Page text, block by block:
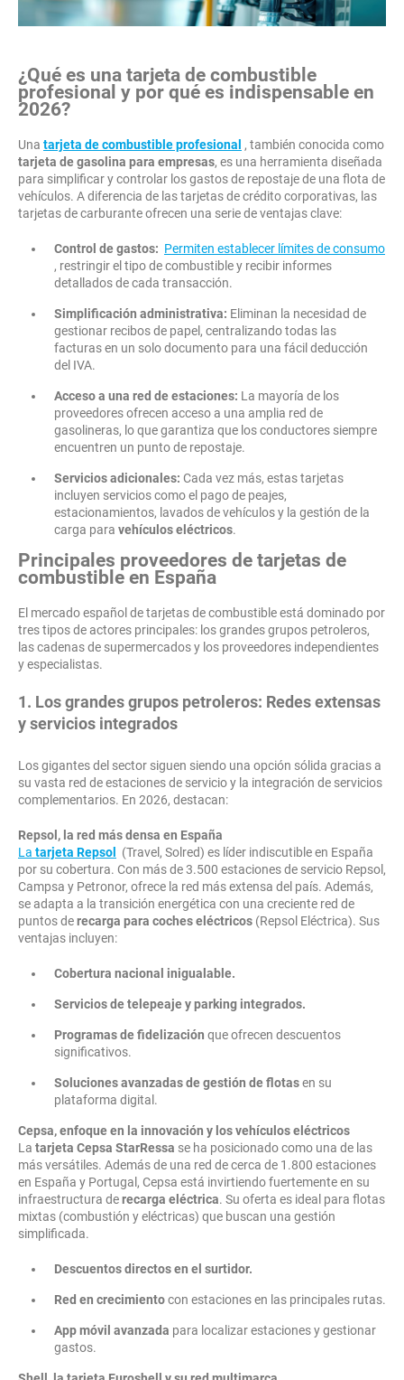
¿Qué es una tarjeta de combustible
profesional y por qué es indispensable en
2026?
Una tarjeta de combustible profesional , también conocida como
tarjeta de gasolina para empresas, es una herramienta diseñada
para simplificar y controlar los gastos de repostaje de una flota de
vehículos. A diferencia de las tarjetas de crédito corporativas, las
tarjetas de carburante ofrecen una serie de ventajas clave:
Control de gastos: Permiten establecer límites de consumo
, restringir el tipo de combustible y recibir informes
detallados de cada transacción.
Simplificación administrativa: Eliminan la necesidad de
gestionar recibos de papel, centralizando todas las
facturas en un solo documento para una fácil deducción
del IVA.
Acceso a una red de estaciones: La mayoría de los
proveedores ofrecen acceso a una amplia red de
gasolineras, lo que garantiza que los conductores siempre
encuentren un punto de repostaje.
Servicios adicionales: Cada vez más, estas tarjetas
incluyen servicios como el pago de peajes,
estacionamientos, lavados de vehículos y la gestión de la
carga para vehículos eléctricos.
Principales proveedores de tarjetas de
combustible en España
El mercado español de tarjetas de combustible está dominado por
tres tipos de actores principales: los grandes grupos petroleros,
las cadenas de supermercados y los proveedores independientes
y especialistas.
1. Los grandes grupos petroleros: Redes extensas
y servicios integrados
Los gigantes del sector siguen siendo una opción sólida gracias a
su vasta red de estaciones de servicio y la integración de servicios
complementarios. En 2026, destacan:
Repsol, la red más densa en España
La tarjeta Repsol
(Travel, Solred) es líder indiscutible en España
por su cobertura. Con más de 3.500 estaciones de servicio Repsol,
Campsa y Petronor, ofrece la red más extensa del país. Además,
se adapta a la transición energética con una creciente red de
puntos derecarga para coches eléctricos (Repsol Eléctrica). Sus
ventajas incluyen:
Cobertura nacional inigualable.
Servicios de telepeaje y parking integrados.
Programas de fidelización que ofrecen descuentos
significativos.
Soluciones avanzadas de gestión de flotasen su
plataforma digital.
Cepsa, enfoque en la innovación y los vehículos eléctricos
La tarjeta Cepsa StarRessa se ha posicionado como una de las
más versátiles. Además de una red de cerca de 1.800 estaciones
en España y Portugal, Cepsa está invirtiendo fuertemente en su
infraestructura derecarga eléctrica. Su oferta es ideal para flotas
mixtas (combustión y eléctricas) que buscan una gestión
simplificada.
Descuentos directos en el surtidor.
Red en crecimientocon estaciones en las principales rutas.
App móvil avanzada para localizar estaciones y gestionar
gastos.